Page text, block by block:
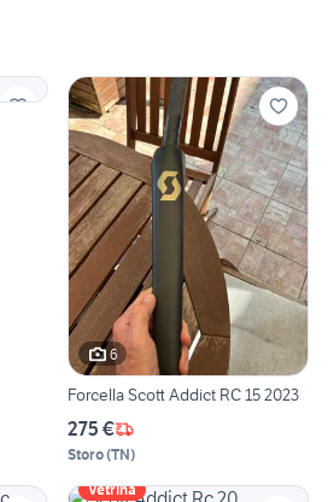
6
Forcella Scott Addict RC 15 2023
275 €
Storo(TN)
Vetrina